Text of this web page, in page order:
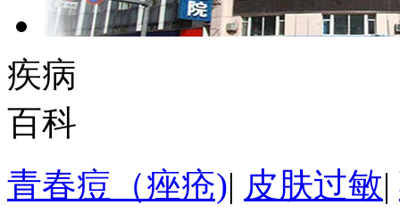
疾病
百科
青春痘（痤疮)| 皮肤过敏|